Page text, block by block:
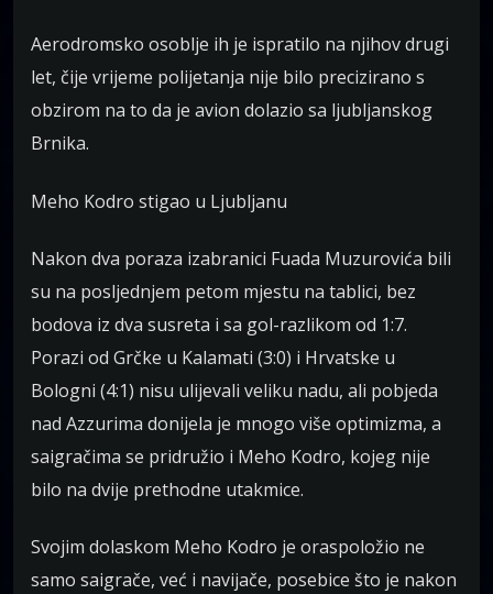
Aerodromsko osoblje ih je ispratilo na njihov drugi
let, čije vrijeme polijetanja nije bilo precizirano s
obzirom na to da je avion dolazio sa ljubljanskog
Brnika.
Meho Kodro stigao u Ljubljanu
Nakon dva poraza izabranici Fuada Muzurovića bili
su na posljednjem petom mjestu na tablici, bez
bodova iz dva susreta i sa gol-razlikom od 1:7.
Porazi od Grčke u Kalamati (3:0) i Hrvatske u
Bologni (4:1) nisu ulijevali veliku nadu, ali pobjeda
nad Azzurima donijela je mnogo više optimizma, a
saigračima se pridružio i Meho Kodro, kojeg nije
bilo na dvije prethodne utakmice.
Svojim dolaskom Meho Kodro je oraspoložio ne
samo saigrače, već i navijače, posebice što je nakon